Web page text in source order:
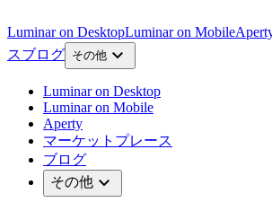
Luminar on DesktopLuminar on Mobile
スブログ その他 expand_more
Luminar on Desktop
Luminar on Mobile
Aperty
マーケットプレース
ブログ
その他 expand_more